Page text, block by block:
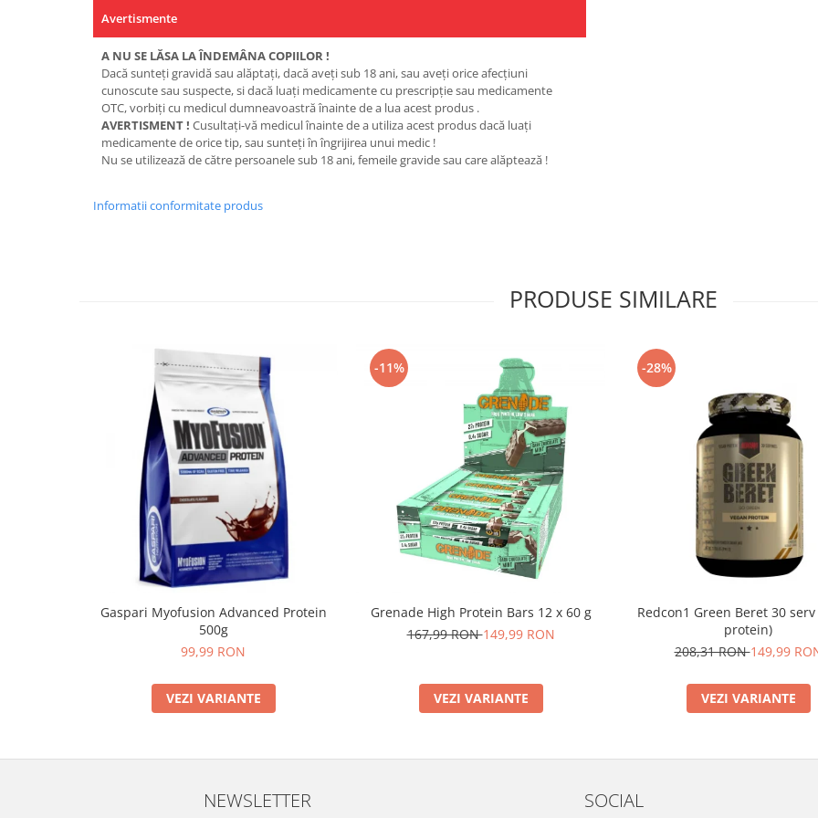
Avertismente
A NU SE LĂSA LA ÎNDEMÂNA COPIILOR !
Dacă sunteţi gravidă sau alăptaţi, dacă aveţi sub 18 ani, sau aveţi orice afecţiuni
cunoscute sau suspecte, si dacă luaţi medicamente cu prescripţie sau medicamente
OTC, vorbiţi cu medicul dumneavoastră înainte de a lua acest produs .
AVERTISMENT ! Cusultaţi-vă medicul înainte de a utiliza acest produs dacă luaţi
medicamente de orice tip, sau sunteţi în îngrijirea unui medic !
Nu se utilizează de către persoanele sub 18 ani, femeile gravide sau care alăptează !
Informatii conformitate produs
PRODUSE SIMILARE
Gaspari Myofusion Advanced Protein
500g
99,99 RON
VEZI VARIANTE
-11%
Grenade High Protein Bars 12 x 60 g
167,99 RON149,99 RON
VEZI VARIANTE
-28%
Redcon1 Green Beret 30
protein)
208,31 RON149,99
VEZI VARIANTE
NEWSLETTER SOCIAL